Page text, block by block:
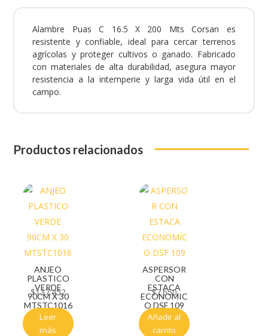
Alambre Puas C 16.5 X 200 Mts Corsan es
resistente y confiable, ideal para cercar terrenos
agrícolas y proteger cultivos o ganado. Fabricado
con materiales de alta durabilidad, asegura mayor
resistencia a la intemperie y larga vida útil en el
campo.
Productos relacionados
ANJEO
PLASTICO
VERDE
90CM X 30
MTSTC1016
$137.452
Leer
más
ASPERSOR
CON
ESTACA
ECONOMIC
O DSF 109
$7.650
Añadir al
carrito